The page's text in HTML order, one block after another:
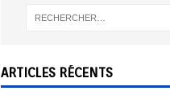
ARTICLES RÉCENTS